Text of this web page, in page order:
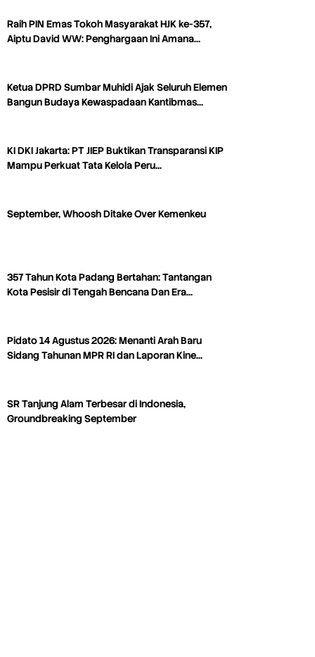
Raih PIN Emas Tokoh Masyarakat HJK ke-357,
Aiptu David WW: Penghargaan Ini Amana…
Ketua DPRD Sumbar Muhidi Ajak Seluruh Elemen
Bangun Budaya Kewaspadaan Kantibmas…
KI DKI Jakarta: PT JIEP Buktikan Transparansi KIP
Mampu Perkuat Tata Kelola Peru…
September, Whoosh Ditake Over Kemenkeu
357 Tahun Kota Padang Bertahan: Tantangan
Kota Pesisir di Tengah Bencana Dan Era…
Pidato 14 Agustus 2026: Menanti Arah Baru
Sidang Tahunan MPR RI dan Laporan Kine…
SR Tanjung Alam Terbesar di Indonesia,
Groundbreaking September